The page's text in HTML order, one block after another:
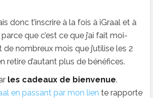
donc t’inscrire à la fois à iGraal et à
que c’est ce que j’ai fait moi-
de nombreux mois que j’utilise les 2
retire d’autant plus de bénéfices.
les cadeaux de bienvenue.
en passant par mon lien te rapporte